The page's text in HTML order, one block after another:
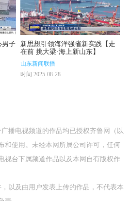
男子
新思想引领海洋强省新实践【走
在前 挑大梁·海上新山东】
山东新闻联播
时间 2025-08-28
播电视频道的作品均已授权齐鲁网（以
和使用。未经本网所属公司许可，任何
视台下属频道作品以及本网自有版权作
以及由用户发表上传的作品，不代表本